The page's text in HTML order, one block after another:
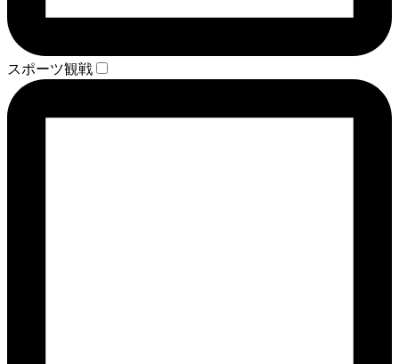
スポーツ観戦